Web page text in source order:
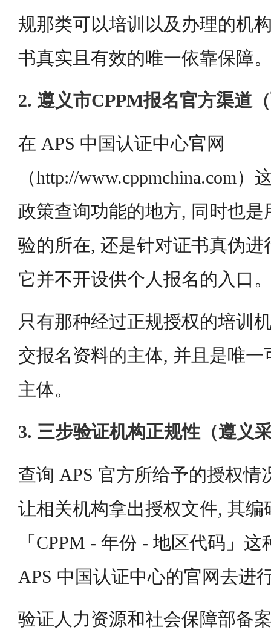
规那类可以培训以及办理的机
书真实且有效的唯一依靠保障
2. 遵义市CPPM报名官方渠道
在 APS 中国认证中心官网
（http://www.cppmchina.com
政策查询功能的地方, 同时也
验的所在, 还是针对证书真伪进
它并不开设供个人报名的入口
只有那种经过正规授权的培训
交报名资料的主体, 并且是唯
主体。
3. 三步验证机构正规性（遵义
查询 APS 官方所给予的授权情
让相关机构拿出授权文件, 其编
「CPPM - 年份 - 地区代码」
APS 中国认证中心的官网去进
验证人力资源和社会保障部备